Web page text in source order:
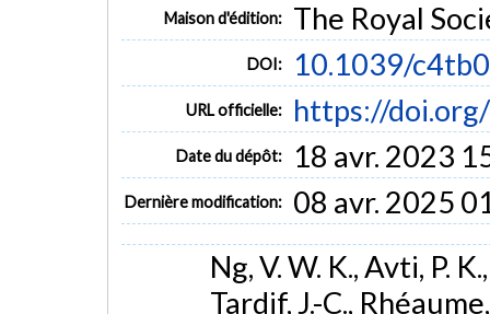
Maison d'édition: The Royal
DOI: 10.1039/
URL officielle: https://
Date du dépôt: 18 avr. 2023
Dernière modification: 08 avr. 2025
Ng, V. W. K., Avti, P.
Tardif, J.-C.,